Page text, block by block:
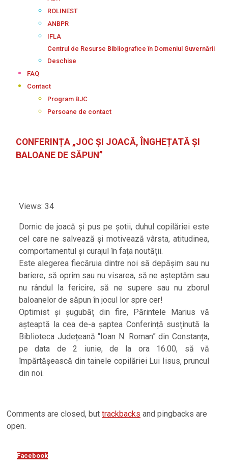
ROLINEST
ANBPR
IFLA
Centrul de Resurse Bibliografice în Domeniul Guvernării
Deschise
FAQ
Contact
Program BJC
Persoane de contact
CONFERINȚA „JOC ȘI JOACĂ, ÎNGHEȚATĂ ȘI
BALOANE DE SĂPUN”
Views: 34
Dornic de joacă și pus pe șotii, duhul copilăriei este
cel care ne salvează și motivează vârsta, atitudinea,
comportamentul și curajul în fața noutății.
Este alegerea fiecăruia dintre noi să depășim sau nu
bariere, să oprim sau nu visarea, să ne așteptăm sau
nu rândul la fericire, să ne supere sau nu zborul
baloanelor de săpun în jocul lor spre cer!
Optimist și șugubăț din fire, Părintele Marius vă
așteaptă la cea de-a șaptea Conferință susținută la
Biblioteca Județeană “Ioan N. Roman” din Constanța,
pe data de 2 iunie, de la ora 16.00, să vă
împărtășească din tainele copilăriei Lui Iisus, pruncul
din noi.
2025-
05-
Comments are closed, but trackbacks and pingbacks are
open.
Facebook